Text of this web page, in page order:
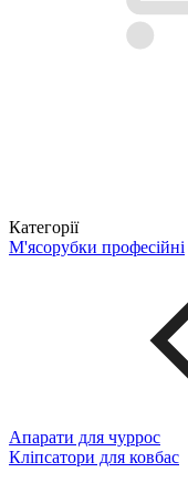
Категорії
М'ясорубки професійні
Апарати для чуррос
Кліпсатори для ковбас